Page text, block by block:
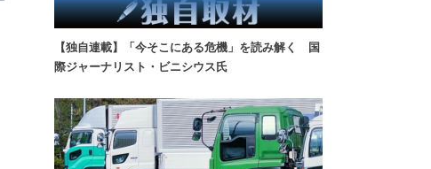
【独自連載】「今そこにある危機」を読み解く 国
際ジャーナリスト・ビニシウス氏